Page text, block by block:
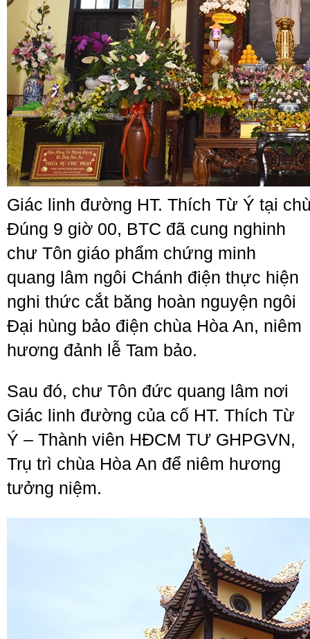
Giác linh đường HT. Thích Từ Ý tại
Đúng 9 giờ 00, BTC đã cung nghinh
chư Tôn giáo phẩm chứng minh
quang lâm ngôi Chánh điện thực hiện
nghi thức cắt băng hoàn nguyện ngôi
Đại hùng bảo điện chùa Hòa An, niêm
hương đảnh lễ Tam bảo.
Sau đó, chư Tôn đức quang lâm nơi
Giác linh đường của cố HT. Thích Từ
Ý – Thành viên HĐCM TƯ GHPGVN,
Trụ trì chùa Hòa An để niêm hương
tưởng niệm.